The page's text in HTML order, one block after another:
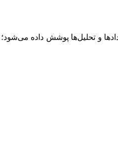
و تحلیل‌ها پوشش داده